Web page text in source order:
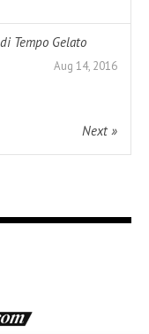
Tempo Gelato
Aug 14, 2016
Next »